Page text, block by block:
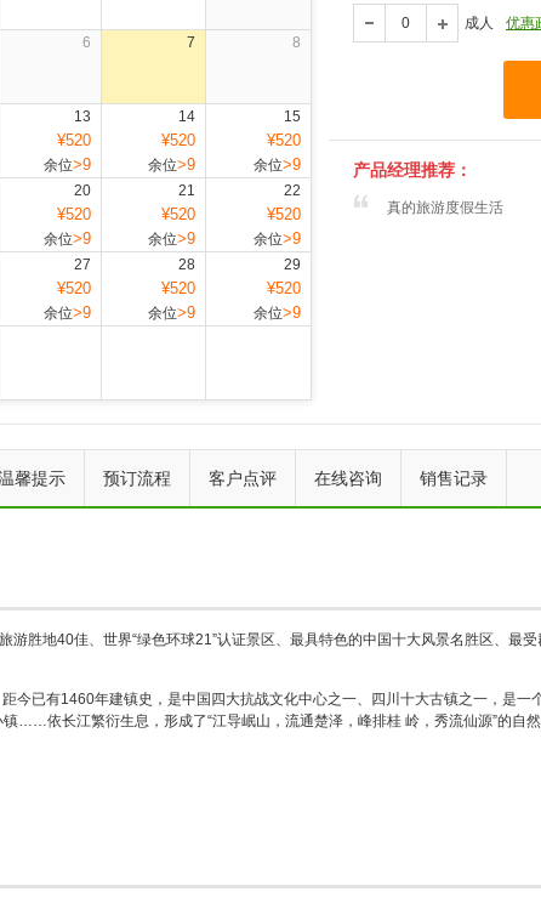
上一个 下一个
6 7 8
13
¥520
余位>9
14
¥520
余位>9
15
¥520
余位>9
20
¥520
余位>9
21
¥520
余位>9
22
¥520
余位>9
27
¥520
余位>9
28
¥520
余位>9
29
¥520
余位>9
成人 优惠
产品经理推荐：
真的旅游度假生活
馨提示 预订流程 客户点评 在线咨询 销售记录
游胜地40佳、世界“绿色环球21”认证景区、最具特色的中国十大风景名胜区、最
今已有1460年建镇史，是中国四大抗战文化中心之一、四川十大古镇之一，是
……依长江繁衍生息，形成了“江导岷山，流通楚泽，峰排桂 岭，秀流仙源”的自然